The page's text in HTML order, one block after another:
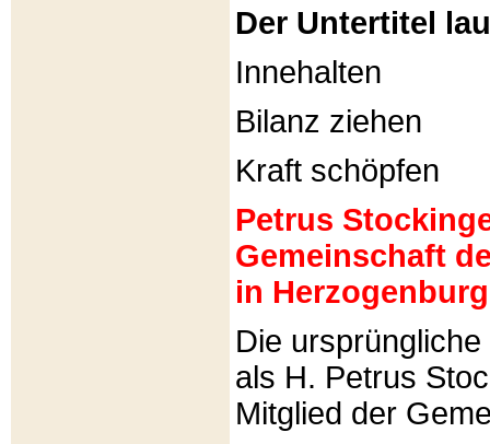
Der Untertitel
Innehalten
Bilanz ziehen
Kraft schöpfen
Petrus
Gemeinschaft
in
Die
als H. Petrus
Mitglied der